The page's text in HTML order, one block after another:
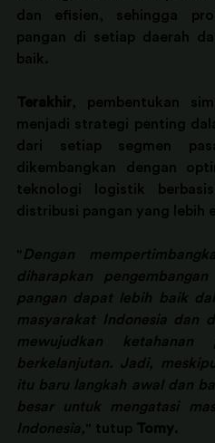
dan efisien, sehingga
pangan di setiap daerah
baik.
Terakhir, pembentukan
menjadi strategi penting
dari setiap segmen
dikembangkan dengan
teknologi logistik
distribusi pangan yang lebih
"Dengan
diharapkan
pangan dapat lebih baik
masyarakat Indonesia dan
mewujudkan
berkelanjutan. Jadi,
itu baru langkah awal dan
besar untuk mengatasi
Indonesia," tutup Tomy.